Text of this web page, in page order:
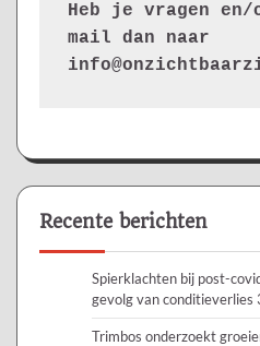
Heb je vragen en/
mail dan naar
Recente berichten
Spierklachten bij post-
gevolg van conditieverlies
Trimbos onderzoekt